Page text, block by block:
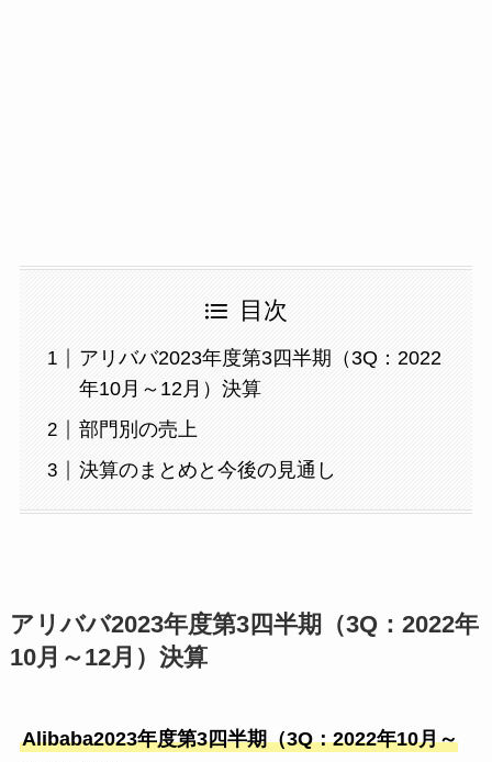
目次
アリババ2023年度第3四半期（3Q：2022
年10月～12月）決算
部門別の売上
決算のまとめと今後の見通し
アリババ2023年度第3四半期（3Q：2022年
10月～12月）決算
Alibaba2023年度第3四半期（3Q：2022年10月～